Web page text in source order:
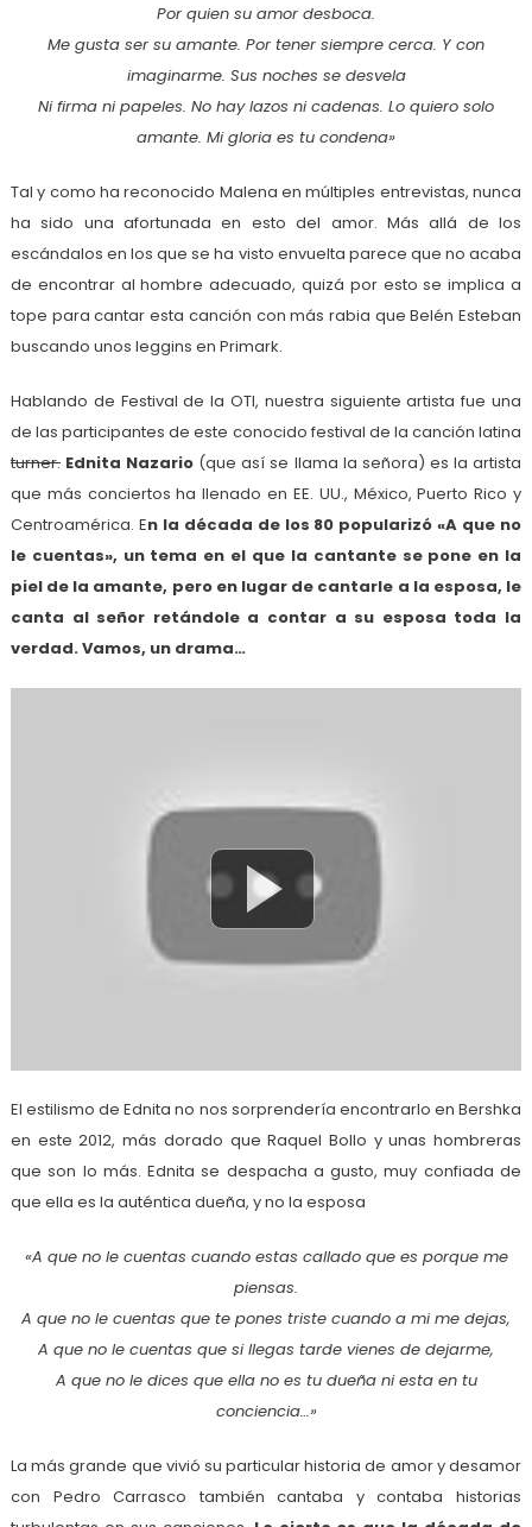
Por quien su amor desboca.
Me gusta ser su amante. Por tener siempre cerca. Y con
imaginarme. Sus noches se desvela
Ni firma ni papeles. No hay lazos ni cadenas. Lo quiero solo
amante. Mi gloria es tu condena»
Tal y como ha reconocido Malena en múltiples entrevistas, nunca
ha sido una afortunada en esto del amor. Más allá de los
escándalos en los que se ha visto envuelta parece que no acaba
de encontrar al hombre adecuado, quizá por esto se implica a
tope para cantar esta canción con más rabia que Belén Esteban
buscando unos leggins en Primark.
Hablando de Festival de la OTI, nuestra siguiente artista fue una
de las participantes de este conocido festival de la canción latina
turner. Ednita Nazario (que así se llama la señora) es la artista
que más conciertos ha llenado en EE. UU., México, Puerto Rico y
Centroamérica. En la década de los 80 popularizó «A que no
le cuentas», un tema en el que la cantante se pone en la
piel de la amante, pero en lugar de cantarle a la esposa, le
canta al señor retándole a contar a su esposa toda la
verdad. Vamos, un drama…
El estilismo de Ednita no nos sorprendería encontrarlo en Bershka
en este 2012, más dorado que Raquel Bollo y unas hombreras
que son lo más. Ednita se despacha a gusto, muy confiada de
que ella es la auténtica dueña, y no la esposa
«A que no le cuentas cuando estas callado que es porque me
piensas.
A que no le cuentas que te pones triste cuando a mi me dejas,
A que no le cuentas que si llegas tarde vienes de dejarme,
A que no le dices que ella no es tu dueña ni esta en tu
conciencia…»
La más grande que vivió su particular historia de amor y desamor
con Pedro Carrasco también cantaba y contaba historias